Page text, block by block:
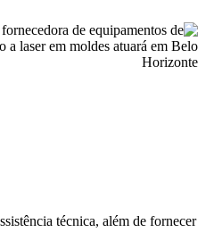
técnica, além de fornecer